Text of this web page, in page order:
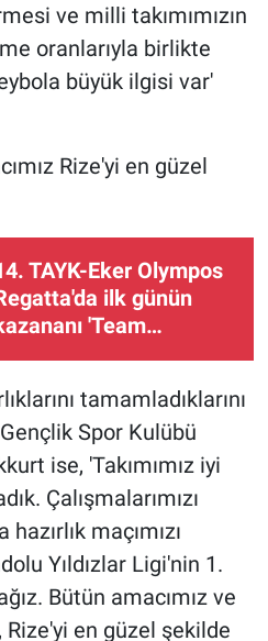
ve milli takımımızın
oranlarıyla birlikte
büyük ilgisi var'
Rize'yi en güzel
TAYK-Eker Olympos
ilk günün
'Team
tamamladıklarını
Spor Kulübü
ise, 'Takımımız iyi
Çalışmalarımızı
maçımızı
Yıldızlar Ligi'nin 1.
Bütün amacımız ve
Rize'yi en güzel şekilde